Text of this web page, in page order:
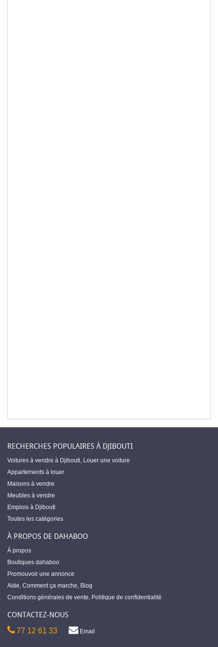
RECHERCHES POPULAIRES À DJIBOUTI
Voitures à vendre à Djibouti, Louer une voiture
Appartements à louer
Maisons à vendre
Meubles à vendre
Emplois à Djibouti
Toutes les catégories
À PROPOS DE DAHABOO
À propos
Boutiques dahaboo
Promouvoir une annonce
Aide, Comment ça marche, Blog
Conditions générales de vente, Politique de confidentialité
CONTACTEZ-NOUS
77 12 61 33 Email